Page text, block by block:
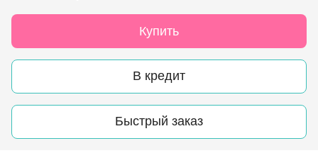
Купить
В кредит
Быстрый заказ